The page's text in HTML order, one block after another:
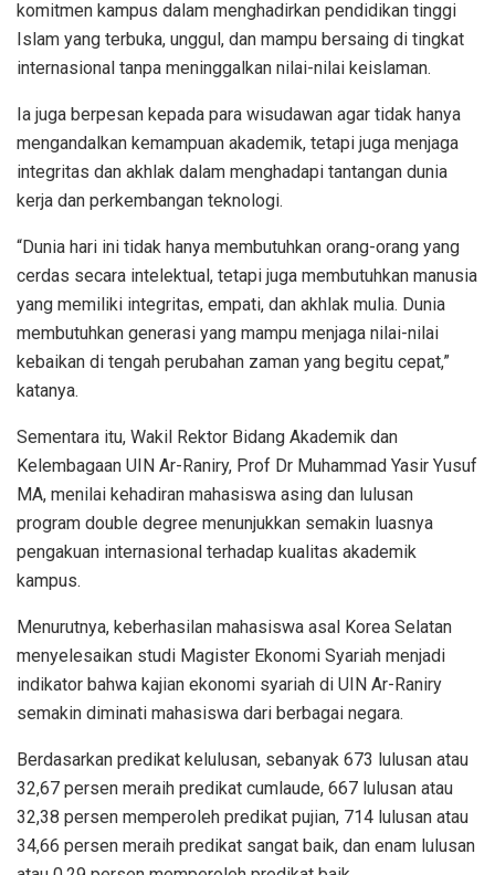
komitmen kampus dalam menghadirkan pendidikan tinggi
Islam yang terbuka, unggul, dan mampu bersaing di tingkat
internasional tanpa meninggalkan nilai-nilai keislaman.
Ia juga berpesan kepada para wisudawan agar tidak hanya
mengandalkan kemampuan akademik, tetapi juga menjaga
integritas dan akhlak dalam menghadapi tantangan dunia
kerja dan perkembangan teknologi.
“Dunia hari ini tidak hanya membutuhkan orang-orang yang
cerdas secara intelektual, tetapi juga membutuhkan manusia
yang memiliki integritas, empati, dan akhlak mulia. Dunia
membutuhkan generasi yang mampu menjaga nilai-nilai
kebaikan di tengah perubahan zaman yang begitu cepat,”
katanya.
Sementara itu, Wakil Rektor Bidang Akademik dan
Kelembagaan UIN Ar-Raniry, Prof Dr Muhammad Yasir Yusuf
MA, menilai kehadiran mahasiswa asing dan lulusan
program double degree menunjukkan semakin luasnya
pengakuan internasional terhadap kualitas akademik
kampus.
Menurutnya, keberhasilan mahasiswa asal Korea Selatan
menyelesaikan studi Magister Ekonomi Syariah menjadi
indikator bahwa kajian ekonomi syariah di UIN Ar-Raniry
semakin diminati mahasiswa dari berbagai negara.
Berdasarkan predikat kelulusan, sebanyak 673 lulusan atau
32,67 persen meraih predikat cumlaude, 667 lulusan atau
32,38 persen memperoleh predikat pujian, 714 lulusan atau
34,66 persen meraih predikat sangat baik, dan enam lulusan